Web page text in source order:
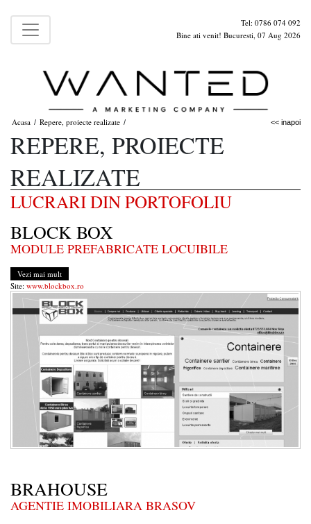
Tel: 0786 074 092
Bine ati venit! Bucuresti, 07 Aug 2026
Acasa / Repere, proiecte realizate /
REPERE, PROIECTE
REALIZATE
LUCRARI DIN PORTOFOLIU
<< inapoi
BLOCK BOX
MODULE PREFABRICATE LOCUIBILE
Vezi mai mult
Site: www.blockbox.ro
BRAHOUSE
AGENTIE IMOBILIARA BRASOV